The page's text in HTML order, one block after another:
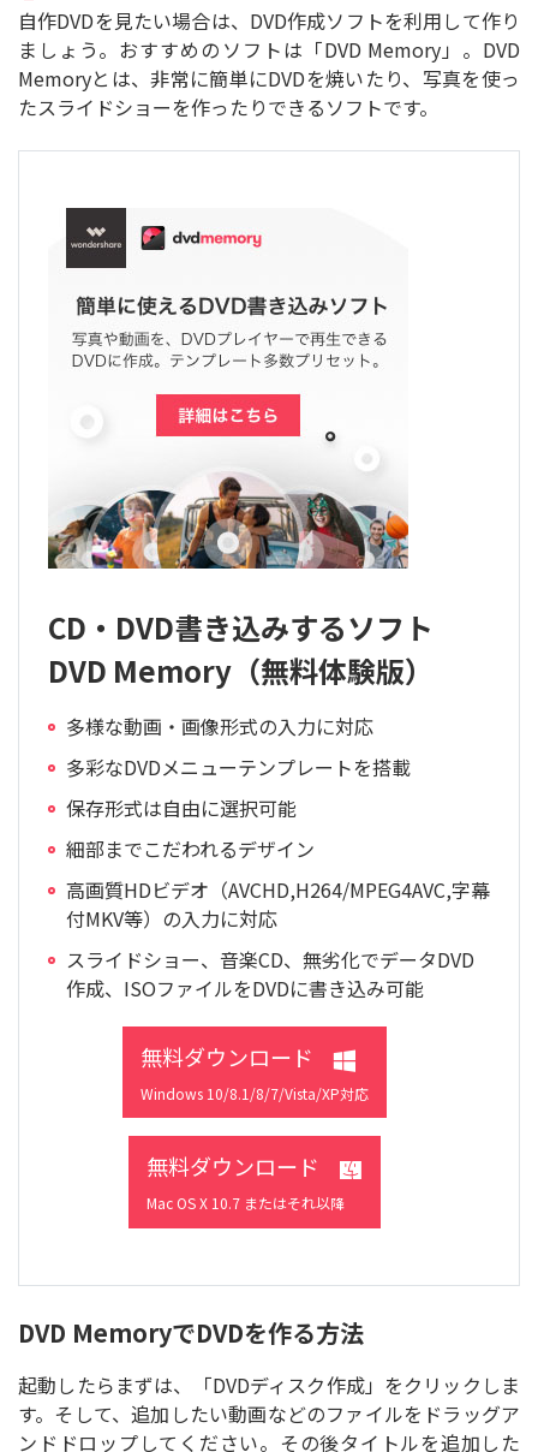
自作DVDを見たい場合は、DVD作成ソフトを利用して作り
ましょう。おすすめのソフトは「DVD Memory」。DVD
Memoryとは、非常に簡単にDVDを焼いたり、写真を使っ
たスライドショーを作ったりできるソフトです。
CD・DVD書き込みするソフト
DVD Memory（無料体験版）
多様な動画・画像形式の入力に対応
多彩なDVDメニューテンプレートを搭載
保存形式は自由に選択可能
細部までこだわれるデザイン
高画質HDビデオ（AVCHD,H264/MPEG4AVC,字幕
付MKV等）の入力に対応
スライドショー、音楽CD、無劣化でデータDVD
作成、ISOファイルをDVDに書き込み可能
無料ダウンロード
Windows 10/8.1/8/7/Vista/XP対応
無料ダウンロード
Mac OS X 10.7 またはそれ以降
DVD MemoryでDVDを作る方法
起動したらまずは、「DVDディスク作成」をクリックしま
す。そして、追加したい動画などのファイルをドラッグア
ンドドロップしてください。その後タイトルを追加した